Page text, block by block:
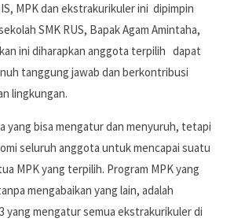
MPK dan ekstrakurikuler ini dipimpin
SMK RUS, Bapak Agam Amintaha,
ini diharapkan anggota terpilih dapat
tanggung jawab dan berkontribusi
lingkungan.
yang bisa mengatur dan menyuruh, tetapi
seluruh anggota untuk mencapai suatu
MPK yang terpilih. Program MPK yang
mengabaikan yang lain, adalah
yang mengatur semua ekstrakurikuler di